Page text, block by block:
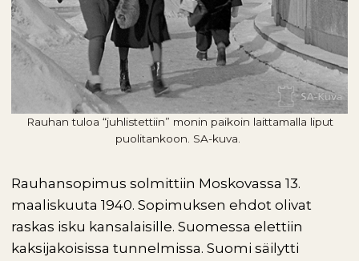
Rauhan tuloa “juhlistettiin” monin paikoin laittamalla liput
puolitankoon. SA-kuva.
Rauhansopimus solmittiin Moskovassa 13.
maaliskuuta 1940. Sopimuksen ehdot olivat
raskas isku kansalaisille. Suomessa elettiin
kaksijakoisissa tunnelmissa. Suomi säilytti